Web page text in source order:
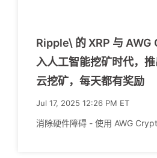
Ripple\ 的 XRP 与
入人工智能挖矿时代，
云挖矿，每天都有奖励
Jul 17, 2025 12:26 PM ET
消除硬件障碍 - 使用 AWG